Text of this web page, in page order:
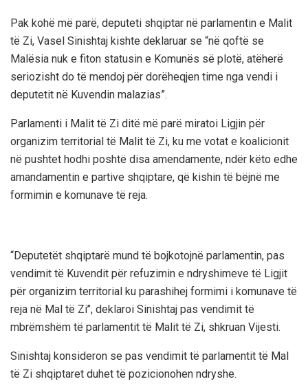
Pak kohë më parë, deputeti shqiptar në parlamentin e Malit
të Zi, Vasel Sinishtaj kishte deklaruar se “në qoftë se
Malësia nuk e fiton statusin e Komunës së plotë, atëherë
seriozisht do të mendoj për dorëheqjen time nga vendi i
deputetit në Kuvendin malazias”.
Parlamenti i Malit të Zi ditë më parë miratoi Ligjin për
organizim territorial të Malit të Zi, ku me votat e koalicionit
në pushtet hodhi poshtë disa amendamente, ndër këto edhe
amandamentin e partive shqiptare, që kishin të bëjnë me
formimin e komunave të reja.
“Deputetët shqiptarë mund të bojkotojnë parlamentin, pas
vendimit të Kuvendit për refuzimin e ndryshimeve të Ligjit
për organizim territorial ku parashihej formimi i komunave të
reja në Mal të Zi’’, deklaroi Sinishtaj pas vendimit të
mbrëmshëm të parlamentit të Malit të Zi, shkruan Vijesti.
Sinishtaj konsideron se pas vendimit të parlamentit të Mal
të Zi shqiptaret duhet të pozicionohen ndryshe.